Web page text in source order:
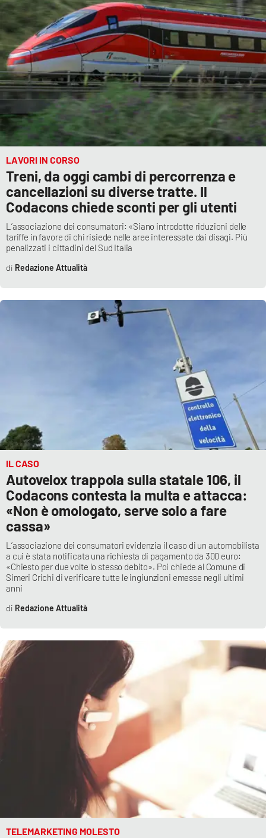
LAVORI IN CORSO
Treni, da oggi cambi di percorrenza e
cancellazioni su diverse tratte. Il
Codacons chiede sconti per gli utenti
L’associazione dei consumatori: «Siano introdotte riduzioni delle
tariffe in favore di chi risiede nelle aree interessate dai disagi. Più
penalizzati i cittadini del Sud Italia
Redazione Attualità
IL CASO
Autovelox trappola sulla statale 106, il
Codacons contesta la multa e attacca:
«Non è omologato, serve solo a fare
cassa»
L’associazione dei consumatori evidenzia il caso di un automobilista
a cui è stata notificata una richiesta di pagamento da 300 euro:
«Chiesto per due volte lo stesso debito». Poi chiede al Comune di
Simeri Crichi di verificare tutte le ingiunzioni emesse negli ultimi
anni
Redazione Attualità
TELEMARKETING MOLESTO